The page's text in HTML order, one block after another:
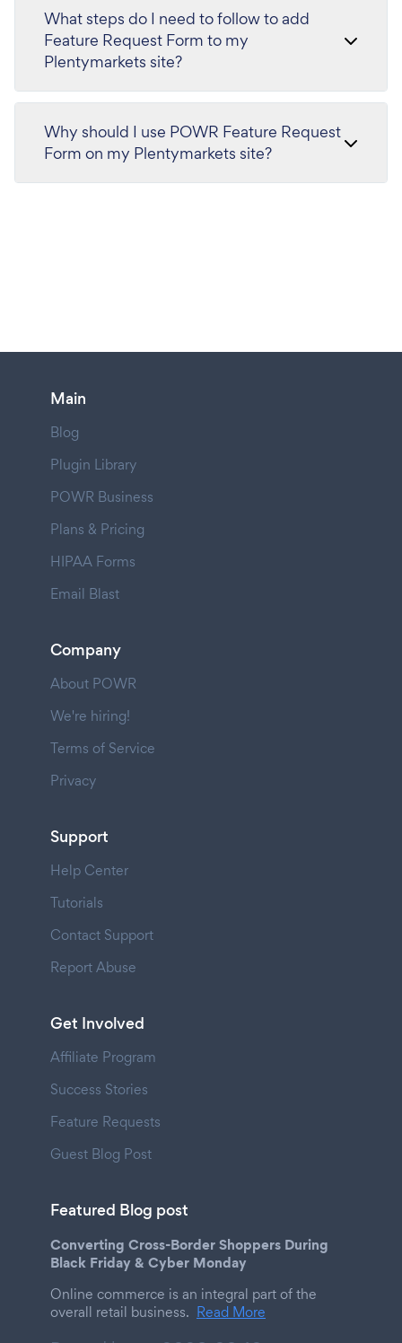
What steps do I need to follow to add
Feature Request Form to my
Plentymarkets site?
Why should I use POWR Feature Request
Form on my Plentymarkets site?
Main
Blog
Plugin Library
POWR Business
Plans & Pricing
HIPAA Forms
Email Blast
Company
About POWR
We're hiring!
Terms of Service
Privacy
Support
Help Center
Tutorials
Contact Support
Report Abuse
Get Involved
Affiliate Program
Success Stories
Feature Requests
Guest Blog Post
Featured Blog post
Converting Cross-Border Shoppers During
Black Friday & Cyber Monday
Online commerce is an integral part of the
overall retail business. Read More